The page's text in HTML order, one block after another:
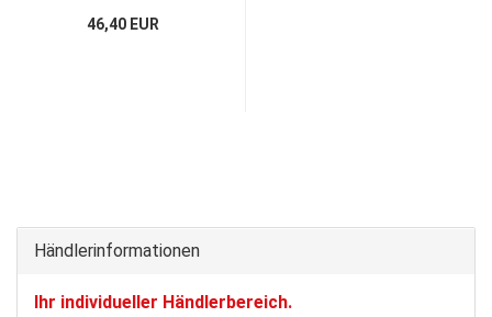
46,40 EUR
Händlerinformationen
Ihr individueller Händlerbereich.